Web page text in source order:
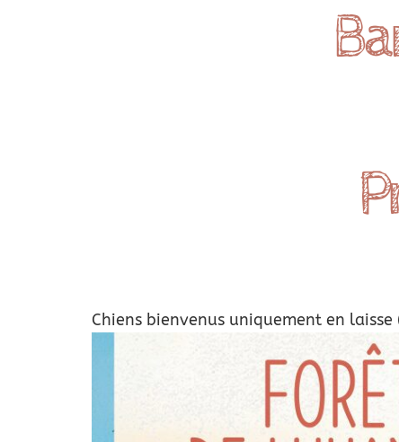
Chiens bienvenus uniquement en